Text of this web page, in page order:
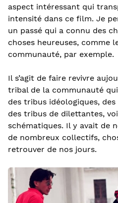
aspect intéressant qui
intensité dans ce film. Je
un passé qui a connu des
choses heureuses, comme
communauté, par exemple.
Il s’agit de faire revivre
tribal de la communauté
des tribus idéologiques,
des tribus de dilettantes,
schématiques. Il y avait de
de nombreux collectifs,
retrouver de nos jours.